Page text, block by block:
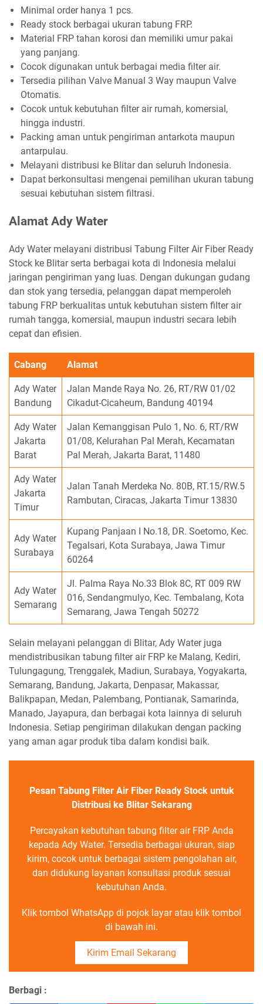
Minimal order hanya 1 pcs.
Ready stock berbagai ukuran tabung FRP.
Material FRP tahan korosi dan memiliki umur pakai
yang panjang.
Cocok digunakan untuk berbagai media filter air.
Tersedia pilihan Valve Manual 3 Way maupun Valve
Otomatis.
Cocok untuk kebutuhan filter air rumah, komersial,
hingga industri.
Packing aman untuk pengiriman antarkota maupun
antarpulau.
Melayani distribusi ke Blitar dan seluruh Indonesia.
Dapat berkonsultasi mengenai pemilihan ukuran tabung
sesuai kebutuhan sistem filtrasi.
Alamat Ady Water
Ady Water melayani distribusi Tabung Filter Air Fiber Ready
Stock ke Blitar serta berbagai kota di Indonesia melalui
jaringan pengiriman yang luas. Dengan dukungan gudang
dan stok yang tersedia, pelanggan dapat memperoleh
tabung FRP berkualitas untuk kebutuhan sistem filter air
rumah tangga, komersial, maupun industri secara lebih
cepat dan efisien.
Cabang Alamat
Ady Water
Bandung
Jalan Mande Raya No. 26, RT/RW 01/02
Cikadut-Cicaheum, Bandung 40194
Ady Water
Jakarta
Barat
Jalan Kemanggisan Pulo 1, No. 6, RT/RW
01/08, Kelurahan Pal Merah, Kecamatan
Pal Merah, Jakarta Barat, 11480
Ady Water
Jakarta
Timur
Jalan Tanah Merdeka No. 80B, RT.15/RW.5
Rambutan, Ciracas, Jakarta Timur 13830
Ady Water
Surabaya
Kupang Panjaan I No.18, DR. Soetomo, Kec.
Tegalsari, Kota Surabaya, Jawa Timur
60264
Ady Water
Semarang
Jl. Palma Raya No.33 Blok 8C, RT 009 RW
016, Sendangmulyo, Kec. Tembalang, Kota
Semarang, Jawa Tengah 50272
Selain melayani pelanggan di Blitar, Ady Water juga
mendistribusikan tabung filter air FRP ke Malang, Kediri,
Tulungagung, Trenggalek, Madiun, Surabaya, Yogyakarta,
Semarang, Bandung, Jakarta, Denpasar, Makassar,
Balikpapan, Medan, Palembang, Pontianak, Samarinda,
Manado, Jayapura, dan berbagai kota lainnya di seluruh
Indonesia. Setiap pengiriman dilakukan dengan packing
yang aman agar produk tiba dalam kondisi baik.
Pesan Tabung Filter Air Fiber Ready Stock untuk
Distribusi ke Blitar Sekarang
Percayakan kebutuhan tabung filter air FRP Anda
kepada Ady Water. Tersedia berbagai ukuran, siap
kirim, cocok untuk berbagai sistem pengolahan air,
dan didukung layanan konsultasi produk sesuai
kebutuhan Anda.
Klik tombol WhatsApp di pojok layar atau klik tombol
di bawah ini.
Kirim Email Sekarang
Berbagi :